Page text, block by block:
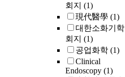
회지 (1)
現代醫學 (1)
대한소화기학
회지 (1)
공업화학 (1)
Clinical
Endoscopy (1)